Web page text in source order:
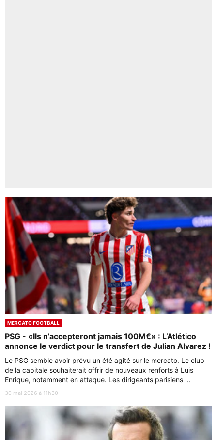
MERCATO FOOTBALL
PSG - «Ils n’accepteront jamais 100M€» : L’Atlético
annonce le verdict pour le transfert de Julian Alvarez !
Le PSG semble avoir prévu un été agité sur le mercato. Le club
de la capitale souhaiterait offrir de nouveaux renforts à Luis
Enrique, notamment en attaque. Les dirigeants parisiens ...
30 mai 2026 à 11h30